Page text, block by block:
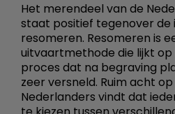
Het merendeel van de
staat positief tegenover de
resomeren. Resomeren is
uitvaartmethode die lijkt
proces dat na begraving
zeer versneld. Ruim acht
Nederlanders vindt dat